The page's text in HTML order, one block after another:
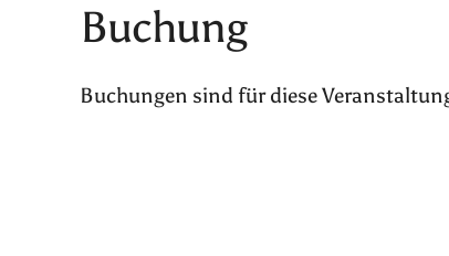
Buchung
Buchungen sind für diese